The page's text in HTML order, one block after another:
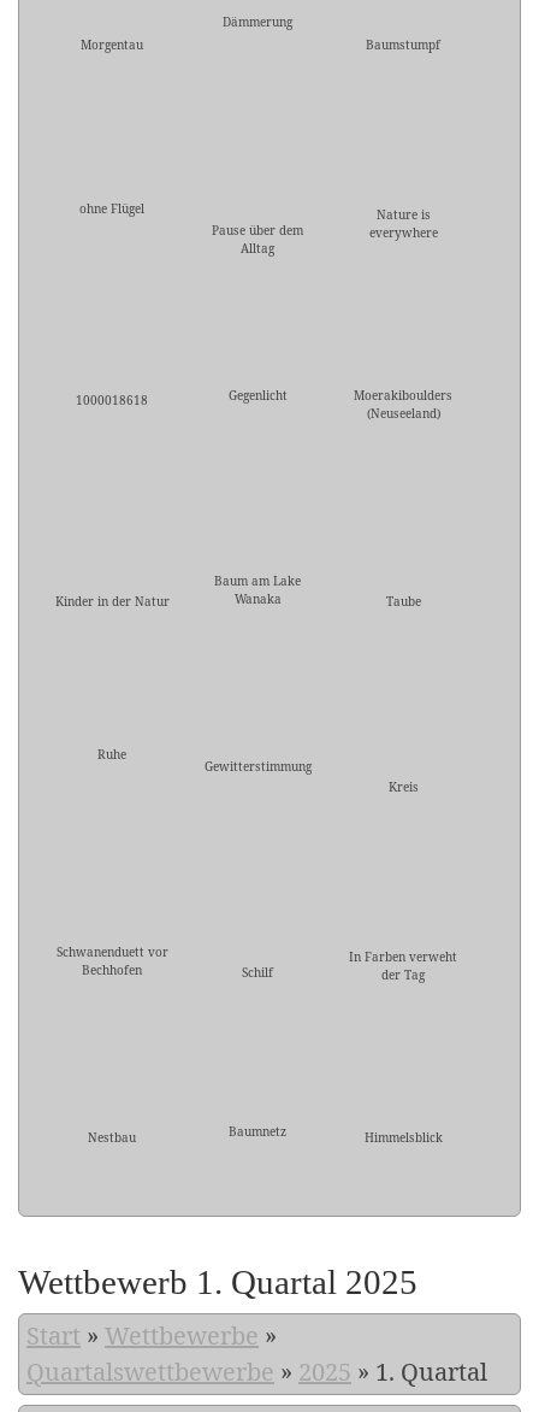
Morgentau
Dämmerung
Baumstumpf
ohne Flügel
Pause über dem
Alltag
Nature is
everywhere
1000018618 Gegenlicht
Moerakiboulders
(Neuseeland)
Kinder in der Natur
Baum am Lake
Wanaka
Taube
Ruhe
Gewitterstimmung
Kreis
Schwanenduett vor
Bechhofen
Schilf
In Farben verweht
der Tag
Nestbau Baumnetz Himmelsblick
Wettbewerb 1. Quartal 2025
Start » Wettbewerbe »
Quartalswettbewerbe » 2025 » 1. Quartal